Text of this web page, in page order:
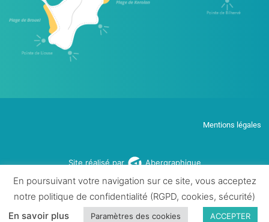
Mentions légales
Site réalisé par Abergraphique
En poursuivant votre navigation sur ce site, vous acceptez
notre politique de confidentialité (RGPD, cookies, sécurité)
En savoir plus
Paramètres des cookies ACCEPTER